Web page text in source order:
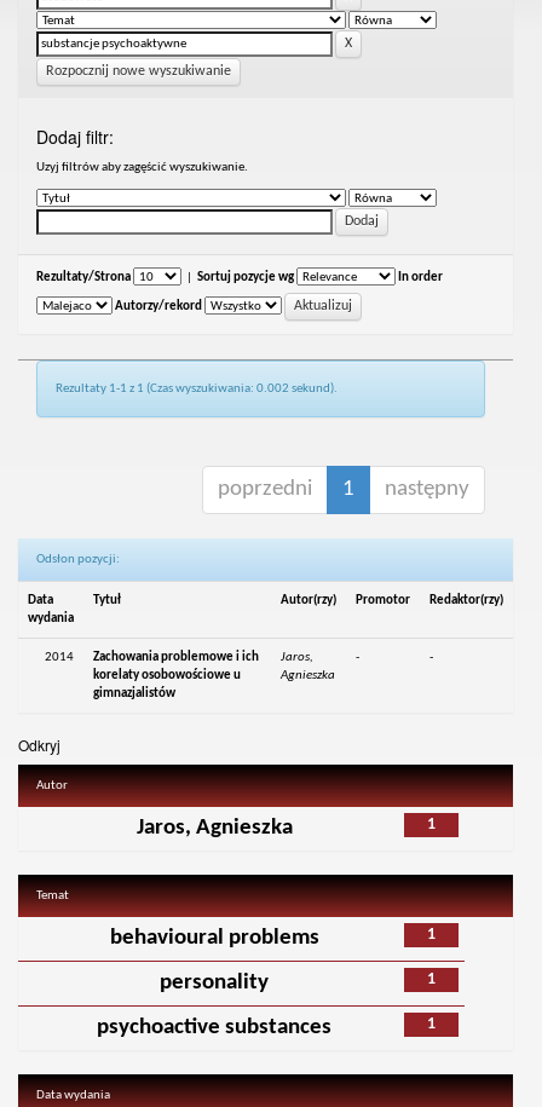
Rozpocznij nowe wyszukiwanie
Dodaj filtr:
Uzyj filtrów aby zagęścić wyszukiwanie.
Rezultaty/Strona Sortuj pozycje wg In order
Autorzy/rekord
Rezultaty 1-1 z 1 (Czas wyszukiwania: 0.002 sekund).
poprzedni 1 następny
Odsłon pozycji:
Data
wydania
Tytuł Autor(rzy) Promotor Redaktor(rzy)
2014
Zachowania problemowe i ich
korelaty osobowościowe u
gimnazjalistów
Jaros,
Agnieszka
- -
Odkryj
Autor
1
Jaros, Agnieszka
Temat
1
behavioural problems
1
personality
1
psychoactive substances
Data wydania